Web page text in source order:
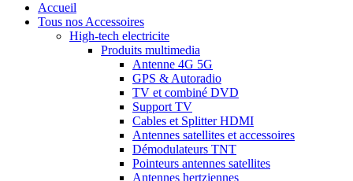
Accueil
Tous nos Accessoires
High-tech electricite
Produits multimedia
Antenne 4G 5G
GPS & Autoradio
TV et combiné DVD
Support TV
Cables et Splitter HDMI
Antennes satellites et accessoires
Démodulateurs TNT
Pointeurs antennes satellites
Antennes hertziennes